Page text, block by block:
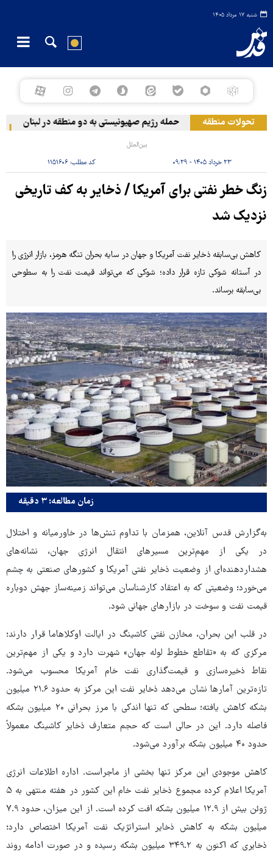
شنبه ۱۷ مرداد ۱۴۰۵
تحولات منطقه حمله رژیم صهیونیستی به دو منطقه در لبنان
بین‌الملل
۲۳ خرداد ۱۴۰۵ - ۰۹:۲۹ کد مطلب:۱۱۵۱۶۰۶
زنگ خطر نفتی برای آمریکا / ذخایر به کف تاریخی
نزدیک شد
کاهش بی‌سابقه ذخایر نفت آمریکا و جهان در سایه بحران تنگه هرمز، بازار انرژی را
در آستانه شوکی تازه قرار داده؛ شوکی که می‌تواند قیمت نفت را به سطوحی
بی‌سابقه برساند.
زمان مطالعه: ۳ دقیقه
به‌گزارش قدس آنلاین، همزمان با تداوم تنش‌ها در خاورمیانه و اختلال
در یکی از مهم‌ترین مسیرهای انتقال انرژی جهان، نشانه‌های
هشداردهنده‌ای از وضعیت ذخایر نفتی آمریکا و کشورهای صنعتی به چشم
می‌خورد؛ وضعیتی که به اعتقاد کارشناسان می‌تواند زمینه‌ساز جهش دوباره
قیمت نفت و سوخت در بازارهای جهانی شود.
در قلب این بحران، مخازن نفتی کاشینگ در ایالت اوکلاهاما قرار دارند؛
مرکزی که به «تقاطع خطوط لوله جهان» شهرت دارد و یکی از مهم‌ترین
نقاط ذخیره‌سازی و قیمت‌گذاری نفت خام آمریکا محسوب می‌شود.
تازه‌ترین آمارها نشان می‌دهد ذخایر نفت این مرکز به حدود ۲۱.۶ میلیون
بشکه کاهش یافته؛ سطحی که تنها اندکی با مرز بحرانی ۲۰ میلیون بشکه
فاصله دارد. این در حالی است که حجم متعارف ذخایر کاشینگ معمولاً
حدود ۴۰ میلیون بشکه برآورد می‌شود.
کاهش موجودی این مرکز تنها بخشی از ماجراست. اداره اطلاعات انرژی
آمریکا اعلام کرده مجموع ذخایر نفت خام این کشور در هفته منتهی به ۵
ژوئن بیش از ۱۲.۹ میلیون بشکه افت کرده است. از این میزان، حدود ۷.۹
میلیون بشکه به کاهش ذخایر استراتژیک نفت آمریکا اختصاص دارد؛
ذخایری که اکنون به ۳۴۹.۲ میلیون بشکه رسیده و در صورت ادامه روند